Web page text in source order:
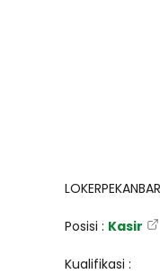
Posisi : Kasir
Kualifikasi :